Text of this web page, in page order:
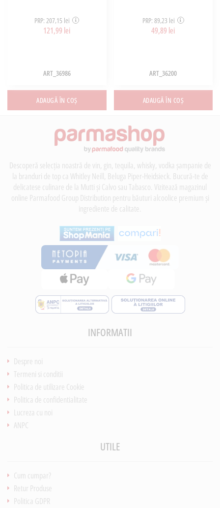
PRP: 207,15 lei
121,99 lei
ART_36986
ADAUGĂ ÎN COȘ
PRP: 89,23 lei
49,89 lei
ART_36200
ADAUGĂ ÎN COȘ
Descoperă selecția noastră de vin, gin, tequila, whisky, vodka șampanie de
la branduri de top ca Whitley Neill, Beluga Piper-Heidsieck. Bucură-te de
delicatese culinare de la Mutti și Calvo sau Tabasco. Vizitează magazinul
online Parmafood Group Distribution pentru băuturi alcoolice premium și
ingrediente de calitate.
INFORMATII
Despre noi
Termeni si conditii
Politica de utilizare Cookie
Politica de confidentialitate
Lucreza cu noi
ANPC
UTILE
Cum cumpar?
Retur Produse
Politica GDPR